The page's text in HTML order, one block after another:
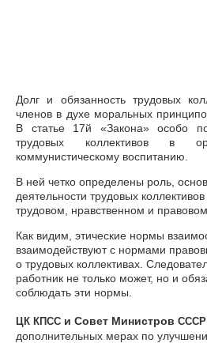
Долг и обязанность трудовых
членов в духе моральных
В статье 17й «Закона» особо
трудовых коллективов в
коммунистическому воспитанию.
В ней четко определены роль,
деятельности трудовых
трудовом, нравственном и
Как видим, этические нормы
взаимодействуют с нормами
о трудовых коллективах.
работник не только может, но и
соблюдать эти нормы.
ЦК КПСС и Совет Министров СССР
дополнительных мерах по